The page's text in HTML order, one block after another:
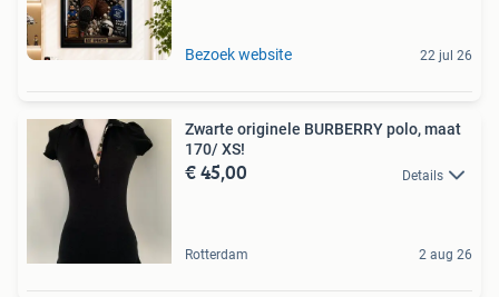
Bezoek website 22 jul 26
Zwarte originele BURBERRY polo, maat
170/ XS!
€ 45,00 Details
Rotterdam 2 aug 26